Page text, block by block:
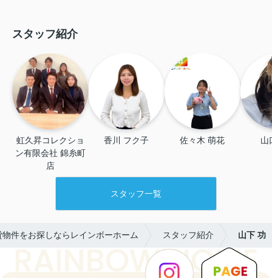
スタッフ紹介
虹久昇コレクショ
ン有限会社 錦糸町
店
香川 フク子 佐々木 萌花 山
スタッフ一覧
件をお探しならレインボーホーム スタッフ紹介 山下 功